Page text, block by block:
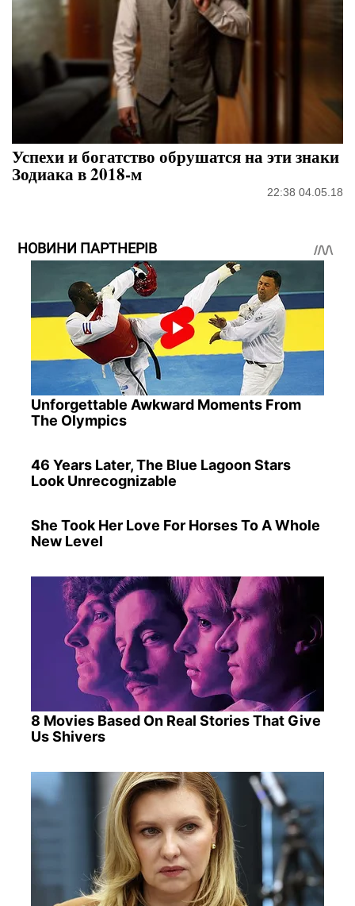
Успехи и богатство обрушатся на эти знаки
Зодиака в 2018-м
22:38 04.05.18
НОВИНИ ПАРТНЕРІВ
Unforgettable Awkward Moments From
The Olympics
46 Years Later, The Blue Lagoon Stars
Look Unrecognizable
She Took Her Love For Horses To A Whole
New Level
8 Movies Based On Real Stories That Give
Us Shivers